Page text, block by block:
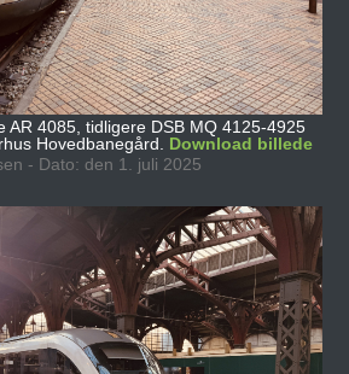
AR 4085, tidligere DSB MQ 4125-4925
Hovedbanegård. Download billede
- Dato: den 1. juli 2025